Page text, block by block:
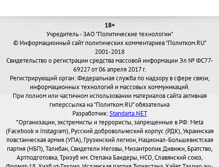
18+
Учредитель - ЗАО "Политические технологии"
© Информационный сайт политических комментариев "Политком.RU"
2001-2018
Свидетельство о регистрации средства массовой информации Эл № ФС77-
69227 от 06 апреля 2017 г.
Регистрирующий орган: Федеральная служба по надзору в сфере связи,
информационных технологий и массовых коммуникаций.
При полном или частичном использовании материалов сайта активная
гиперссылка на "Политком.RU" обязательна
Разработчик:Standarta.NET
*Организации, экстремисты и террористы, запрещенные в РФ: Meta
(Facebook и Instagram), Русский добровольческий корпус (РДК), Украинская
повстанческая армия (УПА), Грузинский легион, Национал-Большевистская
партия (НБП), Талибан, Свидетели Иеговы, Мизантропик Дивижн, Братство,
Артподготовка, Тризуб им. Степана Бандеры, НСО, Славянский союз,